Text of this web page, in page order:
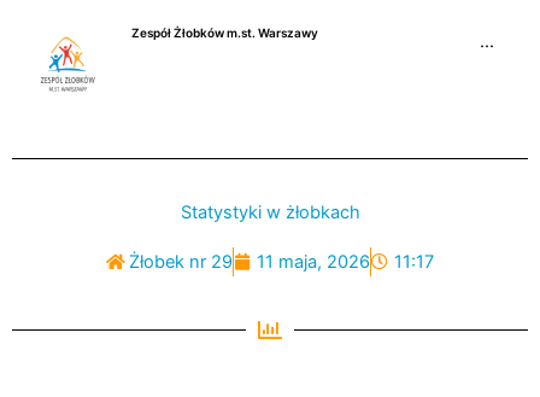
Zespół Żłobków m.st. Warszawy
···
Statystyki w żłobkach
Żłobek nr 29 11 maja, 2026 11:17